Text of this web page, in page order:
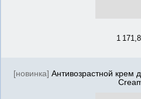
1
[новинка] Антивозрастной крем